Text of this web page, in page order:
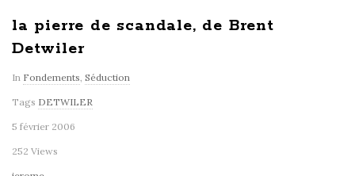
la pierre de scandale, de Brent
Detwiler
In Fondements, Séduction
Tags DETWILER
5 février 2006
252 Views